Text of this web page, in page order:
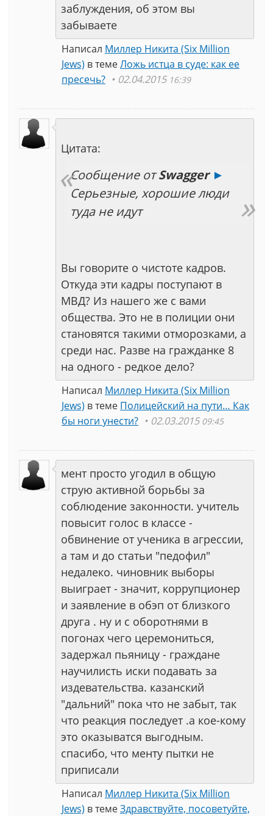
заблуждения, об этом вы
забываете
Написал Миллер Никита (Six Million
Jews) в темеЛожь истца в суде: как ее
пресечь?
02.04.2015 16:39
Цитата:
Сообщение отSwagger ►
Серьезные, хорошие люди
туда не идут
Вы говорите о чистоте кадров.
Откуда эти кадры поступают в
МВД? Из нашего же с вами
общества. Это не в полиции они
становятся такими отморозками, а
среди нас. Разве на гражданке 8
на одного - редкое дело?
Написал Миллер Никита (Six Million
Jews) в теме Полицейский на пути… Как
бы ноги унести?
02.03.2015 09:45
мент просто угодил в общую
струю активной борьбы за
соблюдение законности. учитель
повысит голос в классе -
обвинение от ученика в агрессии,
а там и до статьи "педофил"
недалеко. чиновник выборы
выиграет - значит, коррупционер
и заявление в обэп от близкого
друга . ну и с оборотнями в
погонах чего церемониться,
задержал пьяницу - граждане
научилисть иски подавать за
издевательства. казанский
"дальний" пока что не забыт, так
что реакция последует .а кое-кому
это оказыватся выгодным.
спасибо, что менту пытки не
приписали
Написал Миллер Никита (Six Million
Jews) в темеЗдравствуйте, посоветуйте,